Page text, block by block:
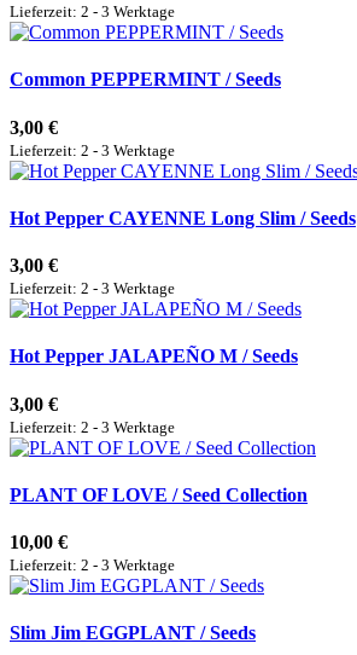
Lieferzeit: 2 - 3 Werktage
Common PEPPERMINT / Seeds
3,00 €
Lieferzeit: 2 - 3 Werktage
Hot Pepper CAYENNE Long Slim / Seeds
3,00 €
Lieferzeit: 2 - 3 Werktage
Hot Pepper JALAPEÑO M / Seeds
3,00 €
Lieferzeit: 2 - 3 Werktage
PLANT OF LOVE / Seed Collection
10,00 €
Lieferzeit: 2 - 3 Werktage
Slim Jim EGGPLANT / Seeds